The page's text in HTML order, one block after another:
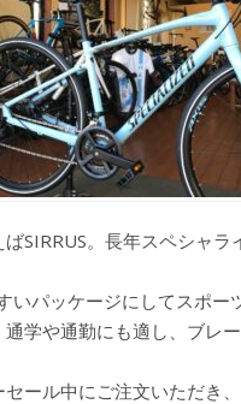
SIRRUS。長年スペシャ
パッケージにしてスポー
学や通勤にも適し、ブレ
ール中にご注文いただき